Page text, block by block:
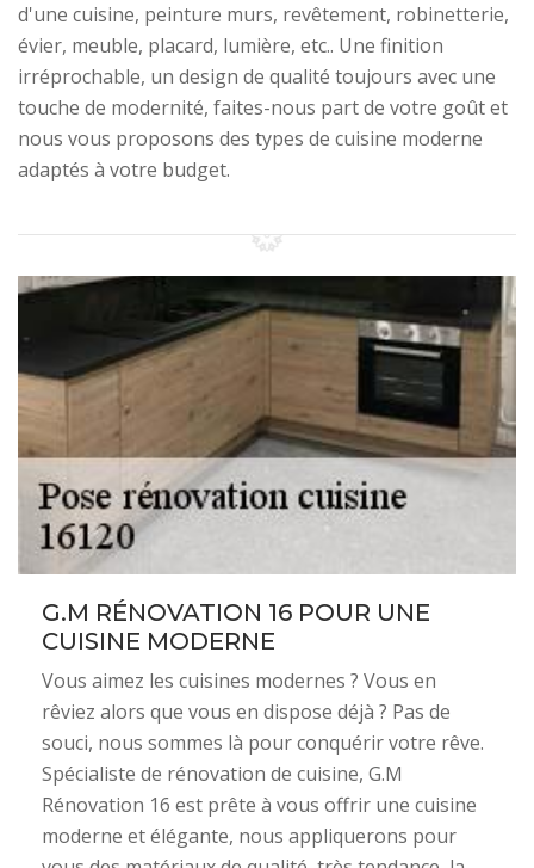
d'une cuisine, peinture murs, revêtement, robinetterie,
évier, meuble, placard, lumière, etc.. Une finition
irréprochable, un design de qualité toujours avec une
touche de modernité, faites-nous part de votre goût et
nous vous proposons des types de cuisine moderne
adaptés à votre budget.
G.M RÉNOVATION 16 POUR UNE
CUISINE MODERNE
Vous aimez les cuisines modernes ? Vous en
rêviez alors que vous en dispose déjà ? Pas de
souci, nous sommes là pour conquérir votre rêve.
Spécialiste de rénovation de cuisine, G.M
Rénovation 16 est prête à vous offrir une cuisine
moderne et élégante, nous appliquerons pour